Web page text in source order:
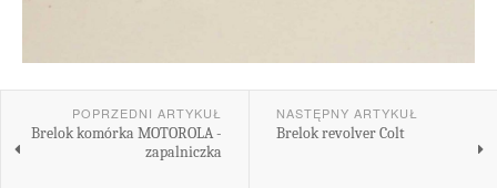
POPRZEDNI ARTYKUŁ
Brelok komórka MOTOROLA -
zapalniczka
NASTĘPNY ARTYKUŁ
Brelok revolver Colt